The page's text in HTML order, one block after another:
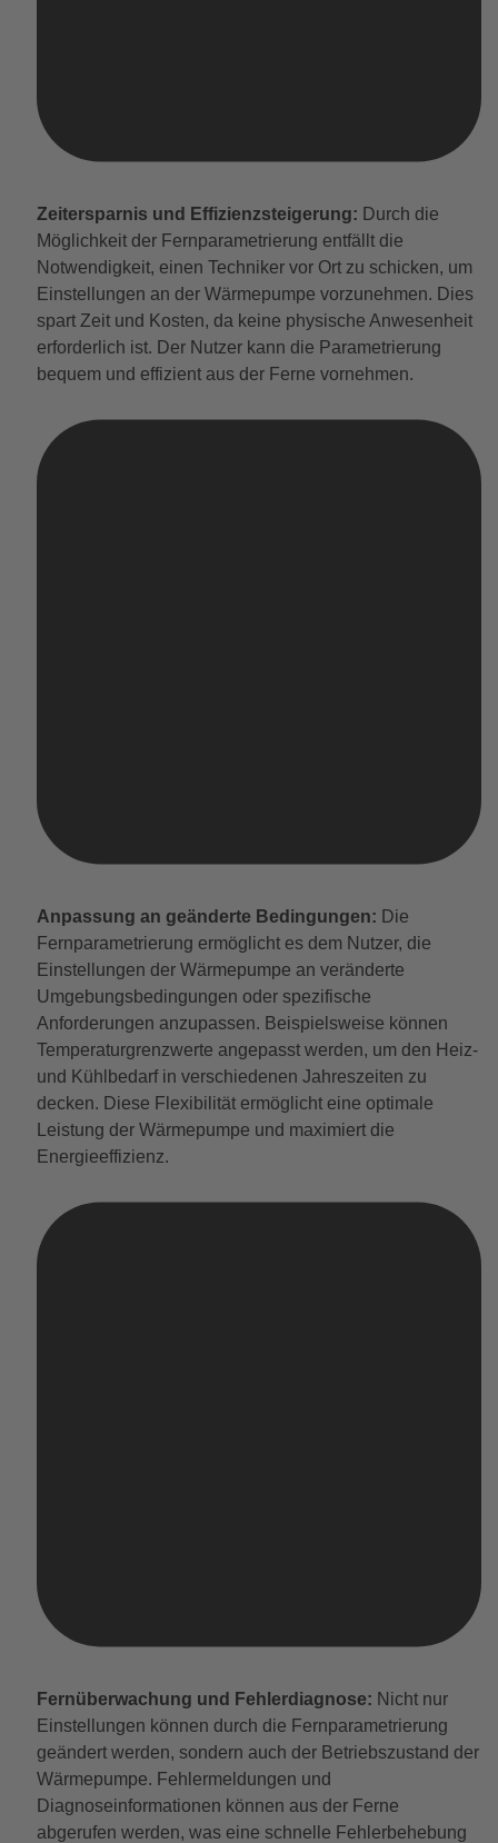
Zeitersparnis und Effizienzsteigerung: Durch die
Möglichkeit der Fernparametrierung entfällt die
Notwendigkeit, einen Techniker vor Ort zu schicken, um
Einstellungen an der Wärmepumpe vorzunehmen. Dies
spart Zeit und Kosten, da keine physische Anwesenheit
erforderlich ist. Der Nutzer kann die Parametrierung
bequem und effizient aus der Ferne vornehmen.
Anpassung an geänderte Bedingungen: Die
Fernparametrierung ermöglicht es dem Nutzer, die
Einstellungen der Wärmepumpe an veränderte
Umgebungsbedingungen oder spezifische
Anforderungen anzupassen. Beispielsweise können
Temperaturgrenzwerte angepasst werden, um den Heiz-
und Kühlbedarf in verschiedenen Jahreszeiten zu
decken. Diese Flexibilität ermöglicht eine optimale
Leistung der Wärmepumpe und maximiert die
Energieeffizienz.
Fernüberwachung und Fehlerdiagnose: Nicht nur
Einstellungen können durch die Fernparametrierung
geändert werden, sondern auch der Betriebszustand der
Wärmepumpe. Fehlermeldungen und
Diagnoseinformationen können aus der Ferne
abgerufen werden, was eine schnelle Fehlerbehebung